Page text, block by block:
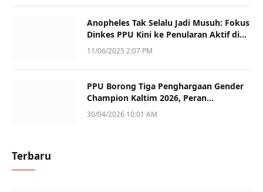
Anopheles Tak Selalu Jadi Musuh: Fokus
Dinkes PPU Kini ke Penularan Aktif di
Sotek
11/06/2025 2:07 PM
PPU Borong Tiga Penghargaan Gender
Champion Kaltim 2026, Peran
Perempuan Jadi Sorotan
30/04/2026 10:01 AM
Terbaru